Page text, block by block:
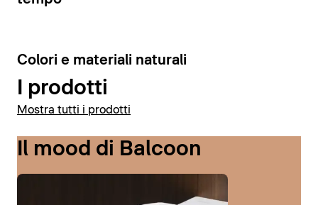
6
Colori e materiali naturali
I prodotti
Mostra tutti i prodotti
Il mood di Balcoon